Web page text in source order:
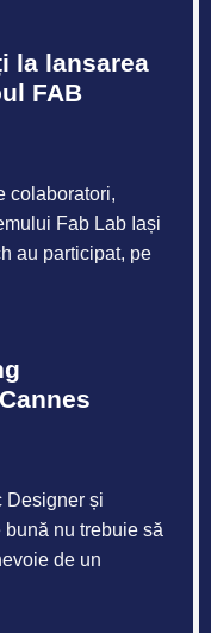
la lansarea
FAB
colaboratori,
Fab Lab Iași
au participat, pe
Designer și
bună nu trebuie să
de un